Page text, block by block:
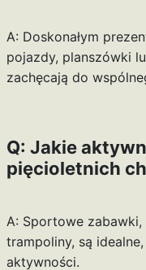
A: Doskonałym
pojazdy, planszówki
zachęcają do
Q: Jakie
pięcioletnich
A: Sportowe
trampoliny, są
aktywności.